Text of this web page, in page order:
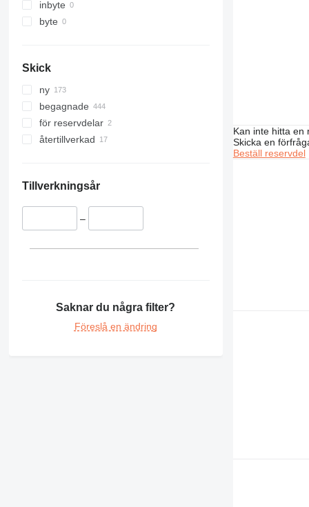
907
924
955
962
963
966
980
DE
G-series
M-series
inbyte
byte
Skick
ny
begagnade
för reservdelar
återtillverkad
Tillverkningsår
–
Saknar du några filter?
Föreslå en ändring
Kan inte hitta en
Skicka en
Beställ reservdel